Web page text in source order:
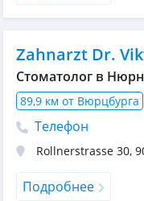
Zahnarzt Dr.
Стоматолог в
89,9 км от Вюрцбурга
Телефон
Rollnerstrasse 30,
Подробнее